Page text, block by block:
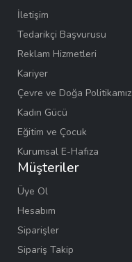
İletişim
Tedarikçi Başvurusu
Reklam Hizmetleri
Kariyer
Çevre ve Doğa Politikamız
Kadın Gücü
Eğitim ve Çocuk
Kurumsal E-Hafıza
Müşteriler
Üye Ol
Hesabım
Siparişler
Sipariş Takip